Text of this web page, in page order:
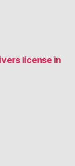
license in